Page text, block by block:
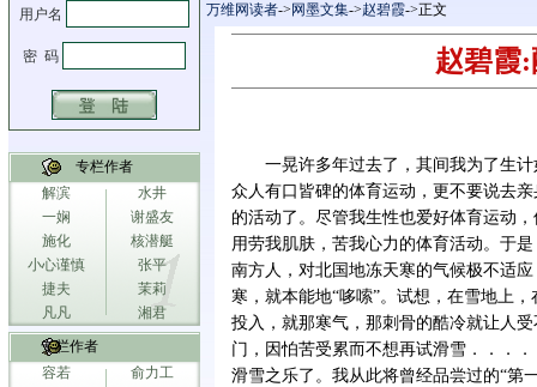
专栏作者
解滨
水井
一娴
谢盛友
施化
核潜艇
小心谨慎
张平
捷夫
茉莉
凡凡
湘君
专栏作者
容若
俞力工
万维网读者-> 网墨文集->赵碧霞->正文
赵碧霞
一晃许多年过去了，其间我为了生
众人有口皆碑的体育运动，更不要说去
的活动了。尽管我生性也爱好体育运动
用劳我肌肤，苦我心力的体育活动。于
南方人，对北国地冻天寒的气候极不适
寒，就本能地“哆嗦”。试想，在雪地上
投入，就那寒气，那刺骨的酷冷就让人
门，因怕苦受累而不想再试滑雪．．．
滑雪之乐了。我从此将曾经品尝过的“第